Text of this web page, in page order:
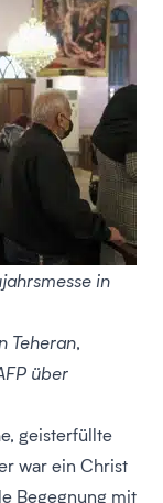
in
Teheran,
über
geisterfüllte
war ein Christ
Begegnung mit